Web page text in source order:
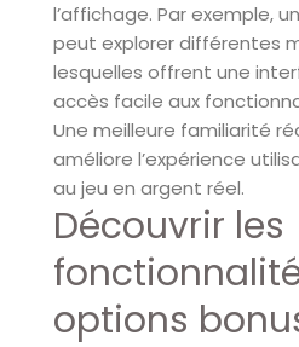
l’affichage. Par exemple,
peut explorer différentes
lesquelles offrent une
accès facile aux
Une meilleure familiarité
améliore l’expérience
au jeu en argent réel.
Découvrir les
options